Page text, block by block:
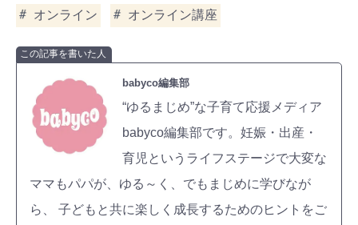
オンライン オンライン講座
この記事を書いた人
babyco編集部
“ゆるまじめ”な子育て応援メディア
babyco編集部です。妊娠・出産・
育児というライフステージで大変な
ママもパパが、ゆる～く、でもまじめに学びなが
ら、 子どもと共に楽しく成長するためのヒントをご